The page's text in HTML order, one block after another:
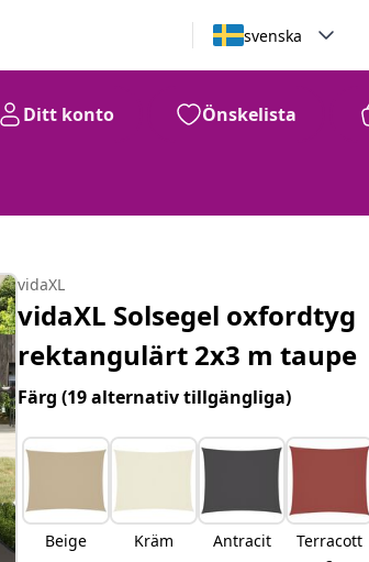
svenska
Ditt konto Önskelista
vidaXL
vidaXL Solsegel oxfordtyg
rektangulärt 2x3 m taupe
Färg(19 alternativ tillgängliga)
Beige Kräm Antracit
Terracott